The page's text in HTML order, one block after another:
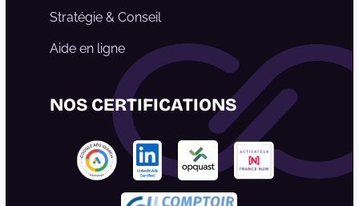
Stratégie & Conseil
Aide en ligne
NOS CERTIFICATIONS